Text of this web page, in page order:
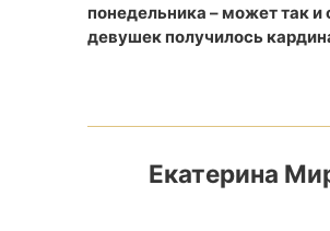
понедельника – может так и
девушек получилось
Екатерина